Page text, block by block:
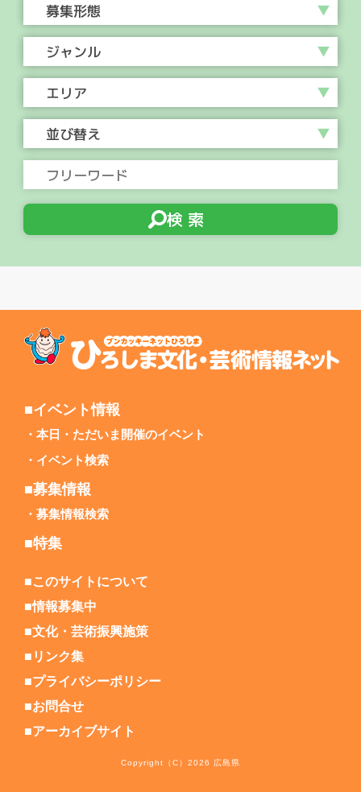
募集形態
ジャンル
エリア
並び替え
検 索
■イベント情報
本日・ただいま開催のイベント
イベント検索
■募集情報
募集情報検索
■特集
■このサイトについて
■情報募集中
■文化・芸術振興施策
■リンク集
■プライバシーポリシー
■お問合せ
■アーカイブサイト
Copyright（C）2026 広島県